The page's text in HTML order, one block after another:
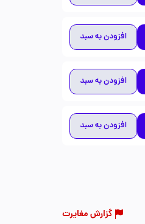
افزودن به سبد
افزودن به سبد
افزودن به سبد
گزارش مغایرت